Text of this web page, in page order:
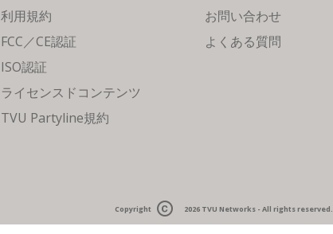
利用規約
FCC／CE認証
ISO認証
ライセンスドコンテンツ
TVU Partyline規約
お問い合わせ
よくある質問
Copyright 2026 TVU Networks - All rights reserved.